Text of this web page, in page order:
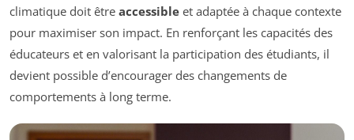
climatique doit être accessible et adaptée à chaque contexte
pour maximiser son impact. En renforçant les capacités des
éducateurs et en valorisant la participation des étudiants, il
devient possible d’encourager des changements de
comportements à long terme.